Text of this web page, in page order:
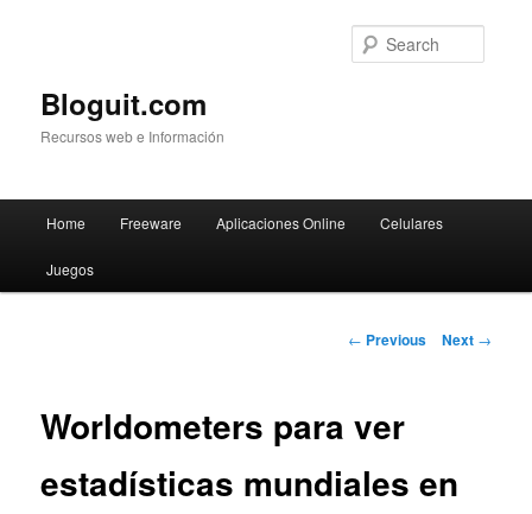
Bloguit.com
Recursos web e Información
Skip
to
Home Freeware Aplicaciones Online Celulares
Juegos
Post
← Previous Next →
Worldometers para ver
estadísticas mundiales en